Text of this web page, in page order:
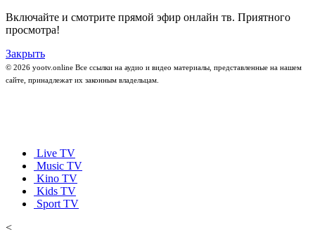
Включайте и смотрите прямой эфир онлайн тв. Приятного
просмотра!
Закрыть
© 2026 yootv.online Все ссылки на аудио и видео материалы, представленные на нашем
сайте, принадлежат их законным владельцам.
Live TV
Music TV
Kino TV
Kids TV
Sport TV
<